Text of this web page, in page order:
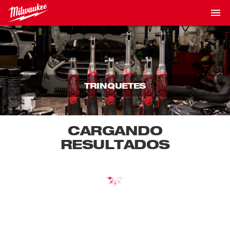
TRINQUETES
CARGANDO
RESULTADOS